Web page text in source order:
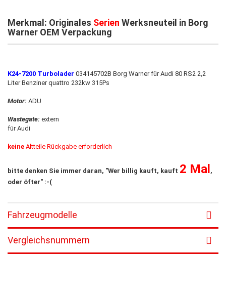
Merkmal: Originales Serien Werksneuteil in Borg
Warner OEM Verpackung
K24-7200 Turbolader 034145702B Borg Warner für Audi 80 RS2 2,2
Liter Benziner quattro 232kw 315Ps
Motor: ADU
Wastegate: extern
für Audi
keine Altteile Rückgabe erforderlich
bitte denken Sie immer daran, "Wer billig kauft, kauft 2 Mal,
oder öfter" :-(
Fahrzeugmodelle
Vergleichsnummern